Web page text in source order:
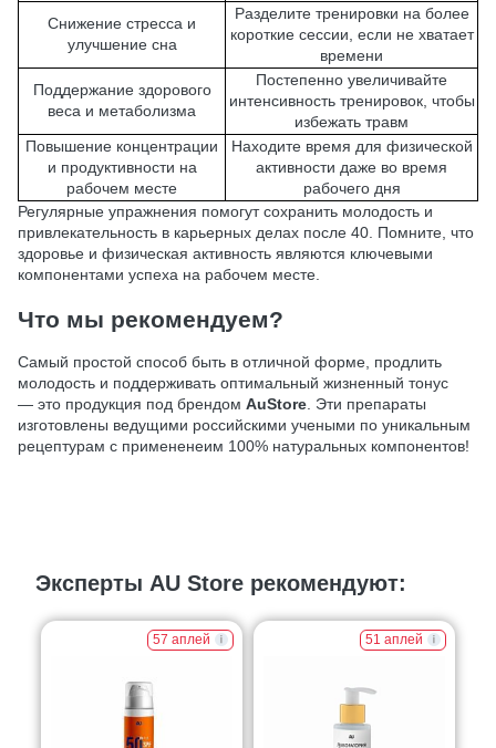
Снижение стресса и
улучшение сна
Разделите тренировки на более
короткие сессии, если не хватает
времени
Поддержание здорового
веса и метаболизма
Постепенно увеличивайте
интенсивность тренировок, чтобы
избежать травм
Повышение концентрации
и продуктивности на
рабочем месте
Находите время для физической
активности даже во время
рабочего дня
Регулярные упражнения помогут сохранить молодость и
привлекательность в карьерных делах после 40. Помните, что
здоровье и физическая активность являются ключевыми
компонентами успеха на рабочем месте.
Что мы рекомендуем?
Самый простой способ быть в отличной форме, продлить
молодость и поддерживать оптимальный жизненный тонус
— это продукция под брендом AuStore . Эти препараты
изготовлены ведущими российскими учеными по уникальным
рецептурам с примененеим 100% натуральных компонентов!
Эксперты AU Store рекомендуют:
57 аплей 51 аплей